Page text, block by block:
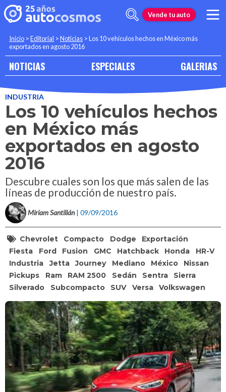
Vende tu auto
Inicio >Editorial >Noticias >Los 10 vehículos hechos en México más
exportados en agosto 2016
NOTICIAS ESPECIALES GALERIAS
INDUSTRIA
Los 10 vehículos hechos
en México más
exportados en agosto
2016
Descubre cuales son los que más salen de las
líneas de producción de nuestro país.
Miriam Santillán | 09/09/2016
Chevrolet Compacto Dodge
Exportación
Fiesta
Ford Fusion GMC Hatchback Honda
HR-V
Industria
Jetta Journey Mediano México
Nissan
Pickups
Ram RAM 2500 Sedán Sentra
Sierra
Silverado
Subcompacto SUV Versa Volkswagen